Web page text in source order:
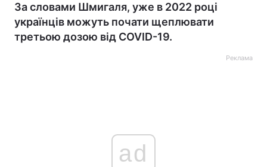
За словами Шмигаля, уже в 2022 році
українців можуть почати щеплювати
третьою дозою від COVID-19.
Реклама
ad